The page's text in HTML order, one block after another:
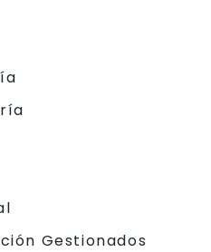
Gestionados